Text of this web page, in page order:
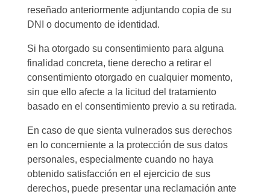
reseñado anteriormente adjuntando copia de su
DNI o documento de identidad.
Si ha otorgado su consentimiento para alguna
finalidad concreta, tiene derecho a retirar el
consentimiento otorgado en cualquier momento,
sin que ello afecte a la licitud del tratamiento
basado en el consentimiento previo a su retirada.
En caso de que sienta vulnerados sus derechos
en lo concerniente a la protección de sus datos
personales, especialmente cuando no haya
obtenido satisfacción en el ejercicio de sus
derechos, puede presentar una reclamación ante